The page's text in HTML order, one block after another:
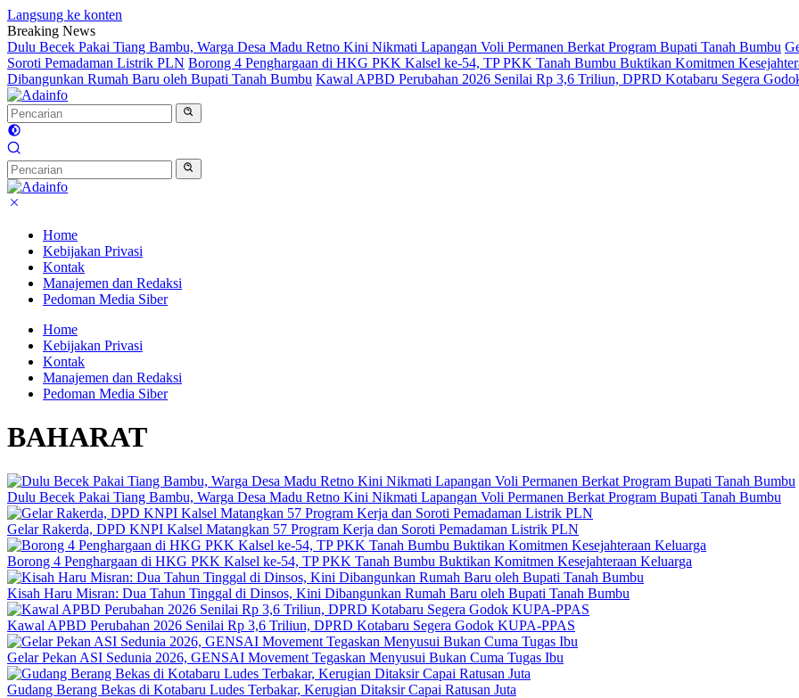
Langsung ke konten
Breaking News
Dulu Becek Pakai Tiang Bambu, Warga Desa Madu Retno Kini Nikmati Lapangan Voli Permanen Berkat Program Bupati Tanah Bumbu
Soroti Pemadaman Listrik PLN Borong 4 Penghargaan di HKG PKK Kalsel ke-54, TP PKK Tanah Bumbu Buktikan Komitmen
Dibangunkan Rumah Baru oleh Bupati Tanah Bumbu Kawal APBD Perubahan 2026 Senilai Rp 3,6 Triliun, DPRD Kotabaru Segera
Home
Kebijakan Privasi
Kontak
Manajemen dan Redaksi
Pedoman Media Siber
Home
Kebijakan Privasi
Kontak
Manajemen dan Redaksi
Pedoman Media Siber
BAHARAT
Dulu Becek Pakai Tiang Bambu, Warga Desa Madu Retno Kini Nikmati Lapangan Voli Permanen Berkat Program Bupati Tanah Bumbu
Gelar Rakerda, DPD KNPI Kalsel Matangkan 57 Program Kerja dan Soroti Pemadaman Listrik PLN
Borong 4 Penghargaan di HKG PKK Kalsel ke-54, TP PKK Tanah Bumbu Buktikan Komitmen Kesejahteraan Keluarga
Kisah Haru Misran: Dua Tahun Tinggal di Dinsos, Kini Dibangunkan Rumah Baru oleh Bupati Tanah Bumbu
Kawal APBD Perubahan 2026 Senilai Rp 3,6 Triliun, DPRD Kotabaru Segera Godok KUPA-PPAS
Gelar Pekan ASI Sedunia 2026, GENSAI Movement Tegaskan Menyusui Bukan Cuma Tugas Ibu
Gudang Berang Bekas di Kotabaru Ludes Terbakar, Kerugian Ditaksir Capai Ratusan Juta